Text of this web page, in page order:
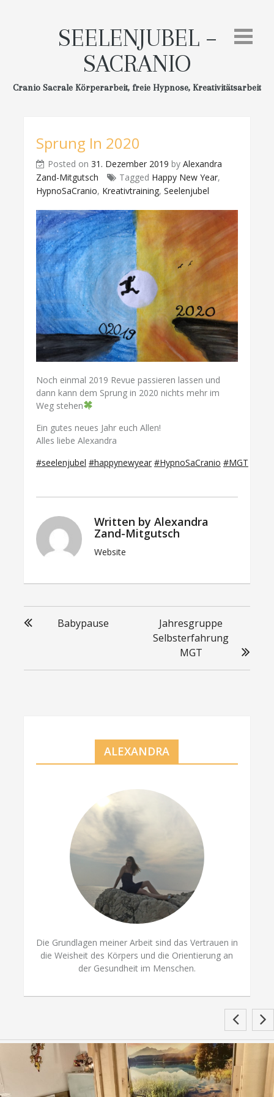
SEELENJUBEL –
SACRANIO
Cranio Sacrale Körperarbeit, freie Hypnose, Kreativitätsarbeit
Sprung In 2020
Posted on 31. Dezember 2019 by Alexandra
Zand-Mitgutsch
Tagged Happy New Year,
HypnoSaCranio, Kreativtraining, Seelenjubel
Noch einmal 2019 Revue passieren lassen und
dann kann dem Sprung in 2020 nichts mehr im
Weg stehen
Ein gutes neues Jahr euch Allen!
Alles liebe Alexandra
#seelenjubel #happynewyear #HypnoSaCranio #MGT
Written by Alexandra
Zand-Mitgutsch
Website
Beitragsnavigation
Babypause
Jahresgruppe
Selbsterfahrung
MGT
ALEXANDRA
Die Grundlagen meiner Arbeit sind das Vertrauen in
die Weisheit des Körpers und die Orientierung an
der Gesundheit im Menschen.